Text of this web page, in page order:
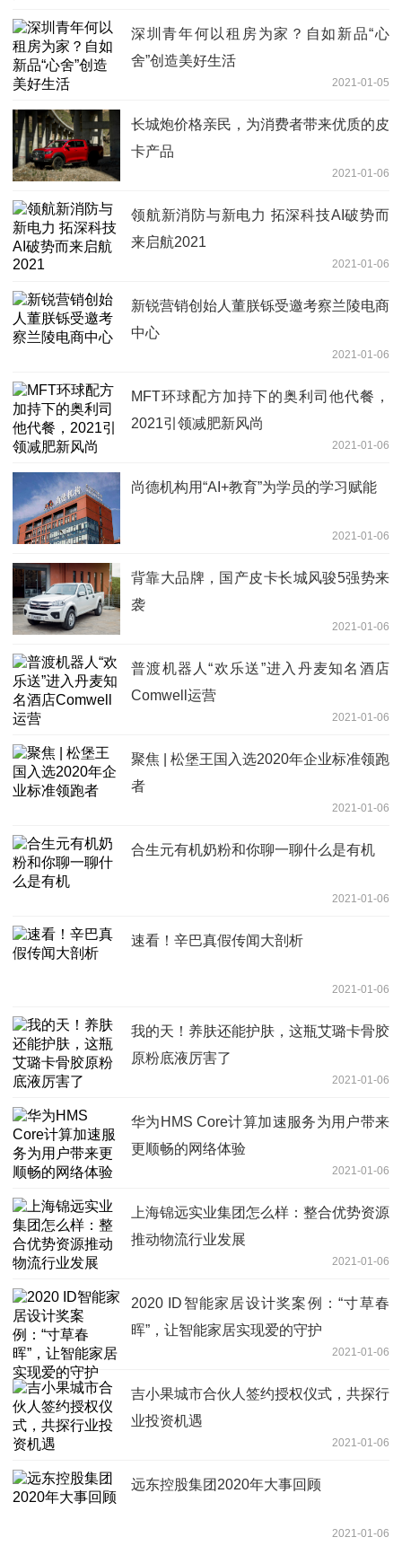
深圳青年何以租房为家？自如新品“心
舍”创造美好生活
2021-01-05
长城炮价格亲民，为消费者带来优质的皮
卡产品
2021-01-06
领航新消防与新电力 拓深科技AI破势而
来启航2021
2021-01-06
新锐营销创始人董朕铄受邀考察兰陵电商
中心
2021-01-06
MFT环球配方加持下的奥利司他代餐，
2021引领减肥新风尚
2021-01-06
尚德机构用“AI+教育”为学员的学习赋能
2021-01-06
背靠大品牌，国产皮卡长城风骏5强势来
袭
2021-01-06
普渡机器人“欢乐送”进入丹麦知名酒店
Comwell运营
2021-01-06
聚焦 | 松堡王国入选2020年企业标准领跑
者
2021-01-06
合生元有机奶粉和你聊一聊什么是有机
2021-01-06
速看！辛巴真假传闻大剖析
2021-01-06
我的天！养肤还能护肤，这瓶艾璐卡骨胶
原粉底液厉害了
2021-01-06
华为HMS Core计算加速服务为用户带来
更顺畅的网络体验
2021-01-06
上海锦远实业集团怎么样：整合优势资源
推动物流行业发展
2021-01-06
2020 ID智能家居设计奖案例：“寸草春
晖”，让智能家居实现爱的守护
2021-01-06
吉小果城市合伙人签约授权仪式，共探行
业投资机遇
2021-01-06
远东控股集团2020年大事回顾
2021-01-06